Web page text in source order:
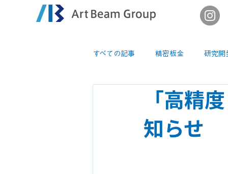
すべての記事 精密板金 研究開
「高精
知らせ